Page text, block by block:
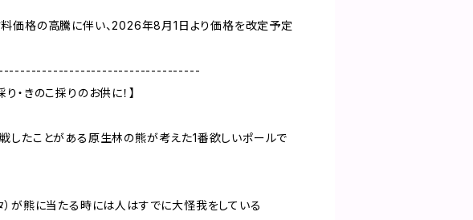
価格の高騰に伴い、2026年8月1日より価格を改定予定
り・きのこ採りのお供に！】
したことがある原生林の熊が考えた1番欲しいポールで
）が熊に当たる時には人はすでに大怪我をしている